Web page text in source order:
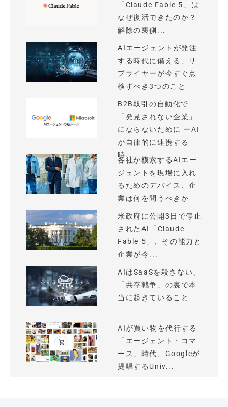
「Claude Fable 5」は
なぜ復活できたのか？
解除の裏側...
AIエージェントが発注
する時代に備える、サ
プライヤーが今すぐ点
検すべき3つのこと
B2B取引の自動化で
「発見されない企業」
にならないために ーAI
が自律的に連携する
時...
各社が模索するAIエー
ジェントを現場に入れ
るためのデバイス、企
業は何を問うべきか
米政府に公開3日で停止
されたAI「Claude
Fable 5」、その能力と
企業が今...
AIはSaaSを殺さない、
「共存戦争」の裏で本
当に起きていること
AIが買い物を代行する
「エージェント・コマ
ース」時代、Googleが
提唱するUniv...